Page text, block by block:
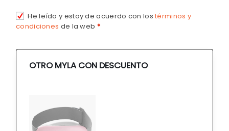
He leído y estoy de acuerdo con lostérminos y
condiciones de la web *
OTRO MYLA CON DESCUENTO